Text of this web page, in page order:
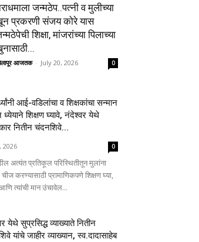
जन्मठेप..पत्नी व मुलीच्या
प्रकरणी संजय कोरे यास
शिक्षा, मांजरांच्या पिलाच्या
आजतक - July 20, 2026 0
आई-वडिलांचा व शिक्षकांचा सन्मान
ध्येयाने शिक्षण घ्यावे, नंदेश्वर येथे
नितीन चंदनशिवे...
2026 0
अत्यंत प्रतिकूल परिस्थितीतून मुलांना
चीज करण्यासाठी प्रामाणिकपणे शिक्षण घ्या,
त्यांची मान उंचावेल...
येथे सुप्रसिद्ध व्याख्याते नितीन
यांचे जाहीर व्याख्यान, स्व.दादासाहेब